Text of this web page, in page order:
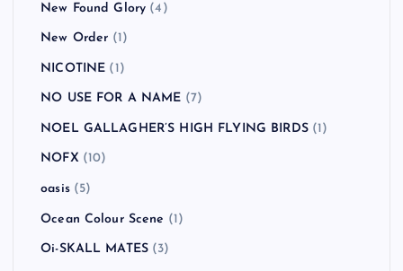
New Found Glory (4)
New Order (1)
NICOTINE (1)
NO USE FOR A NAME (7)
NOEL GALLAGHER’S HIGH FLYING BIRDS(1)
NOFX (10)
oasis(5)
Ocean Colour Scene (1)
Oi-SKALL MATES (3)